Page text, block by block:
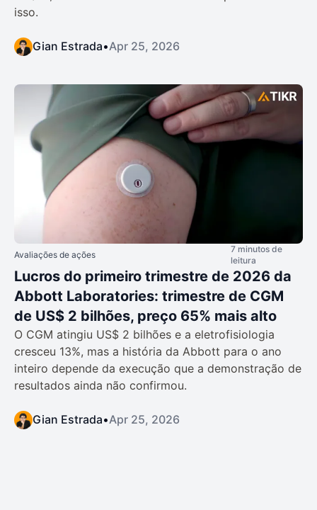
isso.
Gian Estrada•Apr 25, 2026
Avaliações de ações
7 minutos de
leitura
Lucros do primeiro trimestre de 2026 da
Abbott Laboratories: trimestre de CGM
de US$ 2 bilhões, preço 65% mais alto
O CGM atingiu US$ 2 bilhões e a eletrofisiologia
cresceu 13%, mas a história da Abbott para o ano
inteiro depende da execução que a demonstração de
resultados ainda não confirmou.
Gian Estrada•Apr 25, 2026